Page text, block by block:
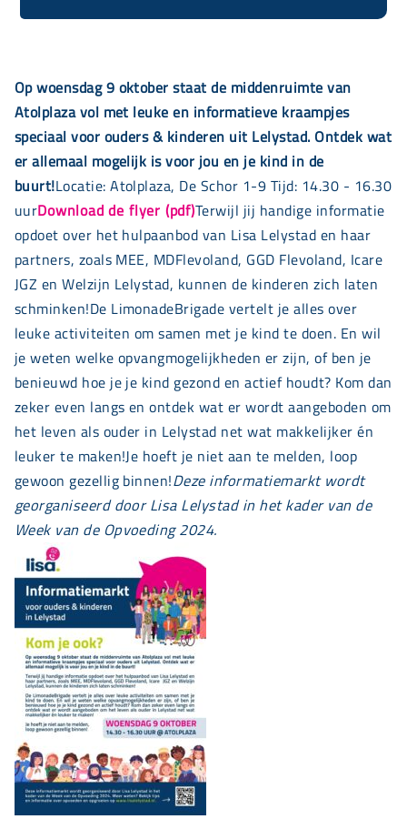
Op woensdag 9 oktober staat de middenruimte van
Atolplaza vol met leuke en informatieve kraampjes
speciaal voor ouders & kinderen uit Lelystad. Ontdek wat
er allemaal mogelijk is voor jou en je kind in de
buurt!Locatie: Atolplaza, De Schor 1-9 Tijd: 14.30 - 16.30
uurDownload de flyer (pdf)Terwijl jij handige informatie
opdoet over het hulpaanbod van Lisa Lelystad en haar
partners, zoals MEE, MDFlevoland, GGD Flevoland, Icare
JGZ en Welzijn Lelystad, kunnen de kinderen zich laten
schminken!De LimonadeBrigade vertelt je alles over
leuke activiteiten om samen met je kind te doen. En wil
je weten welke opvangmogelijkheden er zijn, of ben je
benieuwd hoe je je kind gezond en actief houdt? Kom dan
zeker even langs en ontdek wat er wordt aangeboden om
het leven als ouder in Lelystad net wat makkelijker én
leuker te maken!Je hoeft je niet aan te melden, loop
gewoon gezellig binnen!Deze informatiemarkt wordt
georganiseerd door Lisa Lelystad in het kader van de
Week van de Opvoeding 2024.